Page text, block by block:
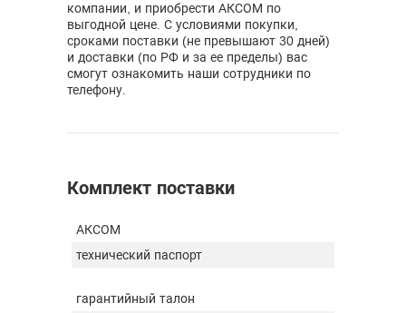
компании, и приобрести АКСОМ по
выгодной цене. С условиями покупки,
сроками поставки (не превышают 30 дней)
и доставки (по РФ и за ее пределы) вас
смогут ознакомить наши сотрудники по
телефону.
Комплект поставки
АКСОМ
технический паспорт
гарантийный талон